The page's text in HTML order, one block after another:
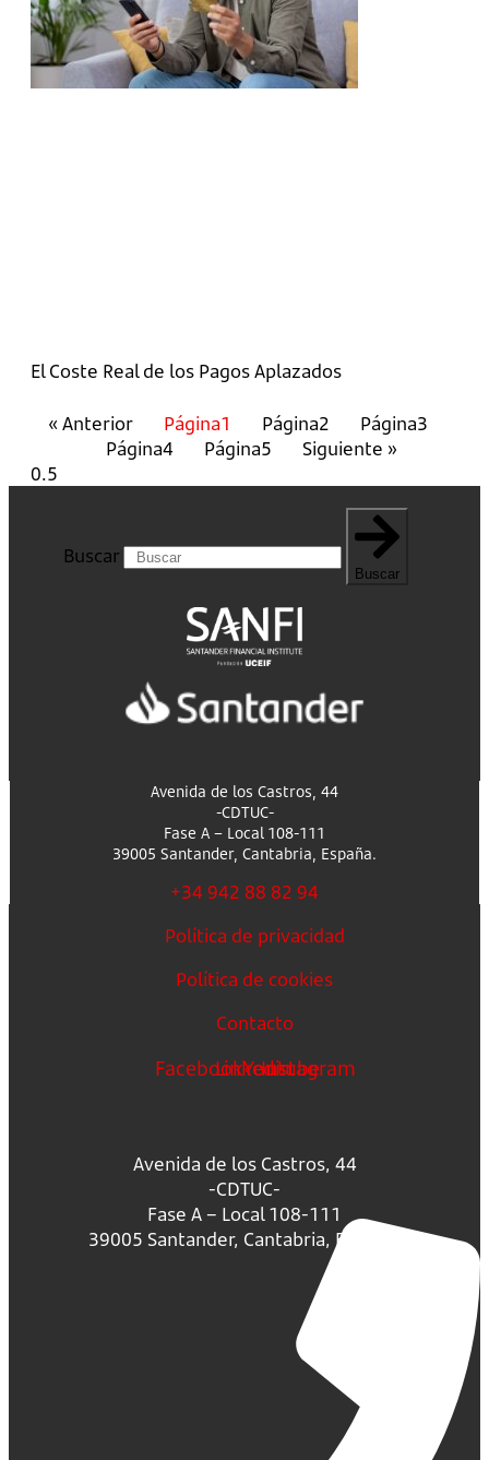
El Coste Real de los Pagos Aplazados
« Anterior Página1 Página2 Página3
Página4 Página5 Siguiente »
Buscar
Buscar
Avenida de los Castros, 44
-CDTUC-
Fase A – Local 108-111
39005 Santander, Cantabria, España.
+34 942 88 82 94
Política de privacidad
Política de cookies
Contacto
FacebookLinkedin
Youtube
Instagram
Avenida de los Castros, 44
-CDTUC-
Fase A – Local 108-111
39005 Santander, Cantabria, España.